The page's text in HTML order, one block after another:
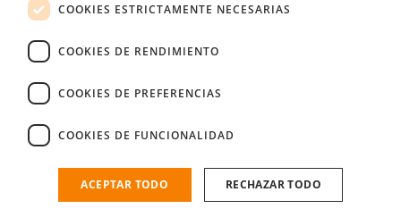
Contraseña
Recordarme
Conectarse
Registro gratuito empresas
Encuentre al candidato perfecto a tan sólo un par de clicks
COOKIES ESTRICTAMENTE NECESARIAS
COOKIES DE RENDIMIENTO
COOKIES DE PREFERENCIAS
COOKIES DE FUNCIONALIDAD
ACEPTAR TODO RECHAZAR TODO